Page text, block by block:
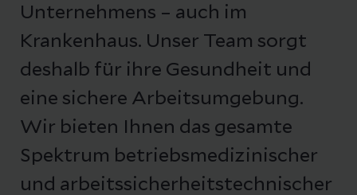
Unternehmens – auch im
Krankenhaus. Unser Team sorgt
deshalb für ihre Gesundheit und
eine sichere Arbeitsumgebung.
Wir bieten Ihnen das gesamte
Spektrum betriebsmedizinischer
und arbeitssicherheitstechnischer